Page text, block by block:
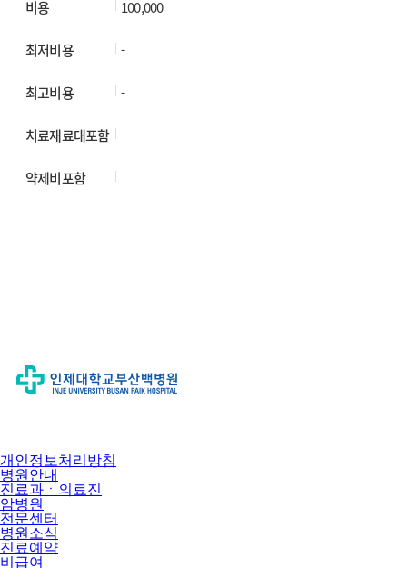
개인정보처리방침
병원안내
진료과ㆍ의료진
암병원
전문센터
병원소식
진료예약
비급여